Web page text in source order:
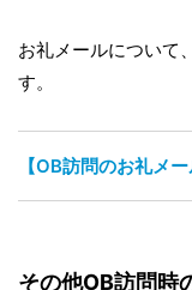
お礼メールについて
す。
【OB訪問のお礼メ
その他OB訪問時